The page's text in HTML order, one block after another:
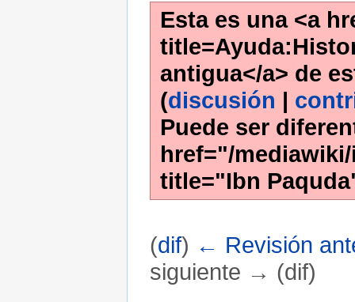
Esta es una <a
antigua</a> de
(discusión
Puede ser
href="/
title="Ibn
(dif) ← Revisión
siguiente → (dif)